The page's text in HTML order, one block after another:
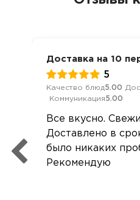
Доставка на 10
5
Качество блюд5.00
Коммуникация5.00
Все вкусно.
Доставлено в
было никаких
Рекомендую